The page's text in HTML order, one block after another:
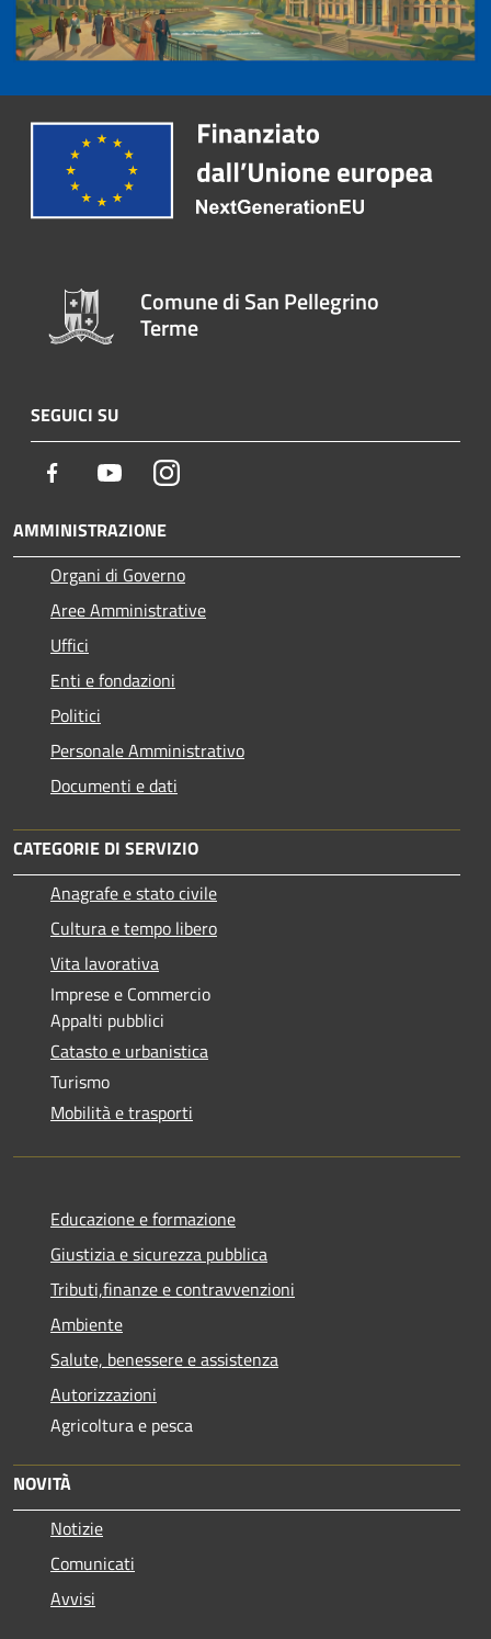
Comune di San Pellegrino
Terme
SEGUICI SU
Facebook YoutubeInstagram
AMMINISTRAZIONE
Organi di Governo
Aree Amministrative
Uffici
Enti e fondazioni
Politici
Personale Amministrativo
Documenti e dati
CATEGORIE DI SERVIZIO
Anagrafe e stato civile
Cultura e tempo libero
Vita lavorativa
Imprese e Commercio
Appalti pubblici
Catasto e urbanistica
Turismo
Mobilità e trasporti
Educazione e formazione
Giustizia e sicurezza pubblica
Tributi,finanze e contravvenzioni
Ambiente
Salute, benessere e assistenza
Autorizzazioni
Agricoltura e pesca
NOVITÀ
Notizie
Comunicati
Avvisi